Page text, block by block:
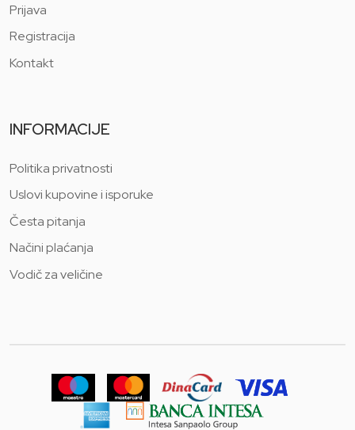
Prijava
Registracija
Kontakt
INFORMACIJE
Politika privatnosti
Uslovi kupovine i isporuke
Česta pitanja
Načini plaćanja
Vodič za veličine